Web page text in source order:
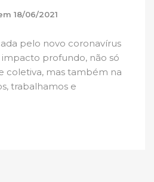
18/06/2021
pelo novo coronavírus
impacto profundo, não só
coletiva, mas também na
trabalhamos e